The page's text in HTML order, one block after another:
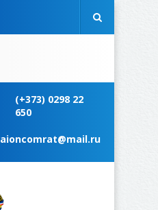
(+373) 0298 22
650